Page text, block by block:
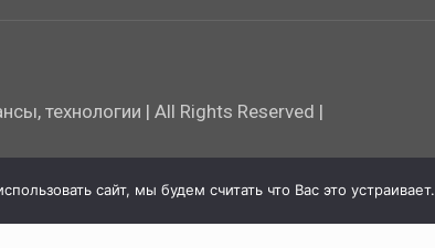
технологии | All Rights Reserved |
сайт, мы будем считать что Вас это устраивает.